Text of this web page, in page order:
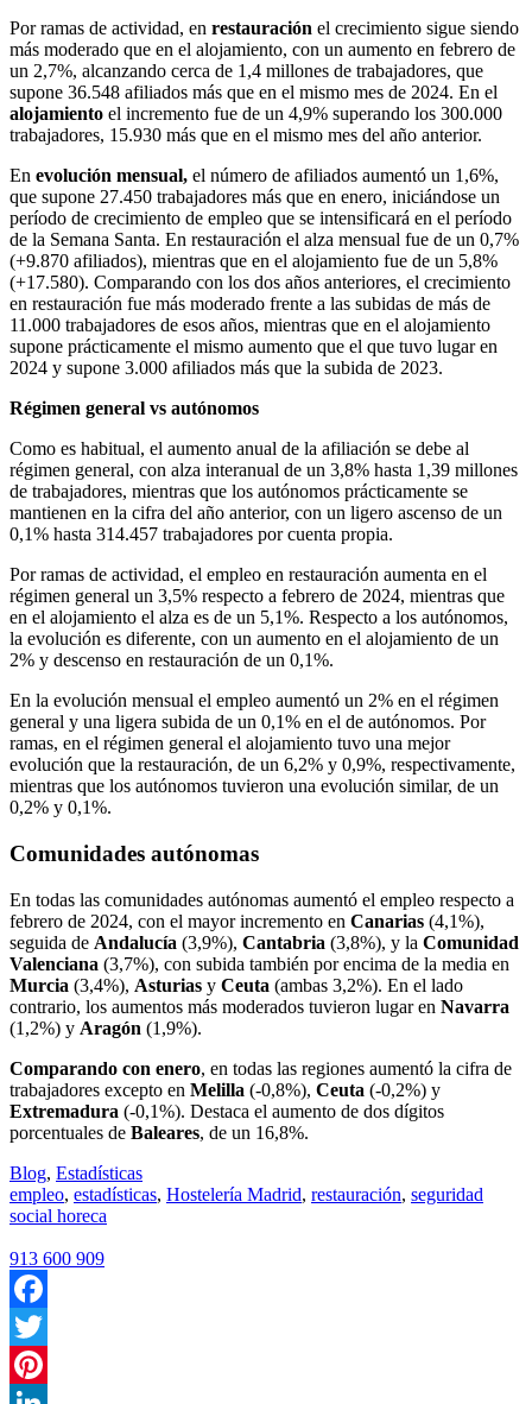
Por ramas de actividad, en restauración el crecimiento sigue siendo
más moderado que en el alojamiento, con un aumento en febrero de
un 2,7%, alcanzando cerca de 1,4 millones de trabajadores, que
supone 36.548 afiliados más que en el mismo mes de 2024. En el
alojamiento el incremento fue de un 4,9% superando los 300.000
trabajadores, 15.930 más que en el mismo mes del año anterior.
En evolución mensual, el número de afiliados aumentó un 1,6%,
que supone 27.450 trabajadores más que en enero, iniciándose un
período de crecimiento de empleo que se intensificará en el período
de la Semana Santa. En restauración el alza mensual fue de un 0,7%
(+9.870 afiliados), mientras que en el alojamiento fue de un 5,8%
(+17.580). Comparando con los dos años anteriores, el crecimiento
en restauración fue más moderado frente a las subidas de más de
11.000 trabajadores de esos años, mientras que en el alojamiento
supone prácticamente el mismo aumento que el que tuvo lugar en
2024 y supone 3.000 afiliados más que la subida de 2023.
Régimen general vs autónomos
Como es habitual, el aumento anual de la afiliación se debe al
régimen general, con alza interanual de un 3,8% hasta 1,39 millones
de trabajadores, mientras que los autónomos prácticamente se
mantienen en la cifra del año anterior, con un ligero ascenso de un
0,1% hasta 314.457 trabajadores por cuenta propia.
Por ramas de actividad, el empleo en restauración aumenta en el
régimen general un 3,5% respecto a febrero de 2024, mientras que
en el alojamiento el alza es de un 5,1%. Respecto a los autónomos,
la evolución es diferente, con un aumento en el alojamiento de un
2% y descenso en restauración de un 0,1%.
En la evolución mensual el empleo aumentó un 2% en el régimen
general y una ligera subida de un 0,1% en el de autónomos. Por
ramas, en el régimen general el alojamiento tuvo una mejor
evolución que la restauración, de un 6,2% y 0,9%, respectivamente,
mientras que los autónomos tuvieron una evolución similar, de un
0,2% y 0,1%.
Comunidades autónomas
En todas las comunidades autónomas aumentó el empleo respecto a
febrero de 2024, con el mayor incremento en Canarias (4,1%),
seguida de Andalucía (3,9%), Cantabria (3,8%), y la Comunidad
Valenciana (3,7%), con subida también por encima de la media en
Murcia (3,4%), Asturias y Ceuta (ambas 3,2%). En el lado
contrario, los aumentos más moderados tuvieron lugar en Navarra
(1,2%) y Aragón (1,9%).
Comparando con enero, en todas las regiones aumentó la cifra de
trabajadores excepto en Melilla (-0,8%), Ceuta (-0,2%) y
Extremadura (-0,1%). Destaca el aumento de dos dígitos
porcentuales de Baleares, de un 16,8%.
Blog, Estadísticas
empleo, estadísticas, Hostelería Madrid, restauración, seguridad
social horeca
913 600 909
Facebook
Twitter